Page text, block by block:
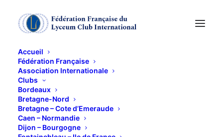
Accueil
Fédération Française
Association Internationale
Clubs
Bordeaux
Bretagne-Nord
Bretagne – Cote d’Emeraude
Caen – Normandie
Dijon – Bourgogne
MESSE du SOUVENIR
12 NOVEMBRE 2014